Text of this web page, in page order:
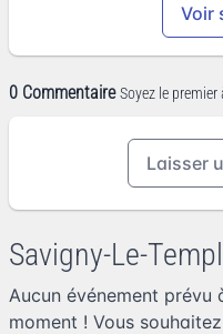
Voir
0 Commentaire Soyez le premier
Laisser
Savigny-Le-
Aucun événement prévu
moment ! Vous souhaitez